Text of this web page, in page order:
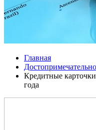
Главная
Кредитные
года